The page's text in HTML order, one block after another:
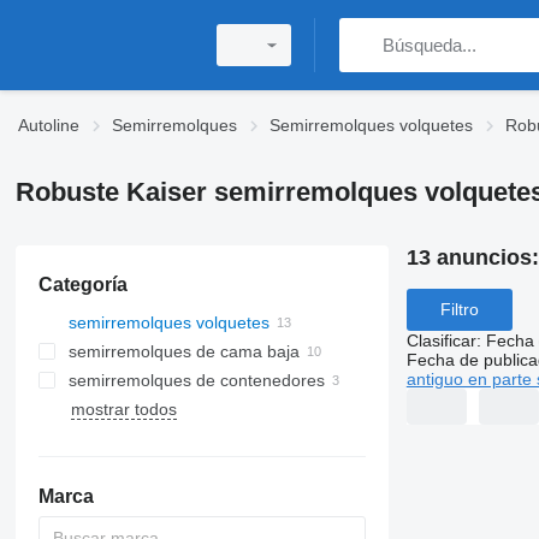
Autoline Semirremolques Semirremolques volquetes
Robuste Kaiser semirremolques
Categoría
semirremolques volquetes
semirremolques de cama baja
semirremolques de contenedores
mostrar todos
Marca
13 anuncios:
Filtro
Clasificar: Fecha
Fecha de
antiguo en parte